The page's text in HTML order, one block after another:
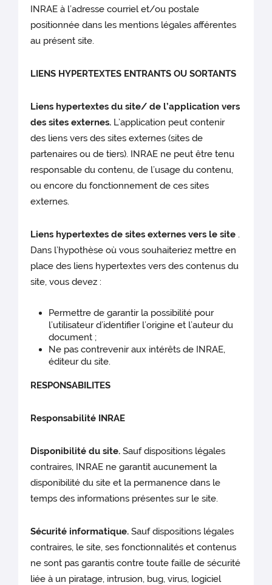
INRAE à l’adresse courriel et/ou postale
positionnée dans les mentions légales afférentes
au présent site.
LIENS HYPERTEXTES ENTRANTS OU SORTANTS
Liens hypertextes du site/ de l’application vers
des sites externes. L’application peut contenir
des liens vers des sites externes (sites de
partenaires ou de tiers). INRAE ne peut être tenu
responsable du contenu, de l’usage du contenu,
ou encore du fonctionnement de ces sites
externes.
Liens hypertextes de sites externes vers le site .
Dans l’hypothèse où vous souhaiteriez mettre en
place des liens hypertextes vers des contenus du
site, vous devez :
Permettre de garantir la possibilité pour
l’utilisateur d’identifier l’origine et l’auteur du
document ;
Ne pas contrevenir aux intérêts de INRAE,
éditeur du site.
RESPONSABILITES
Responsabilité INRAE
Disponibilité du site. Sauf dispositions légales
contraires, INRAE ne garantit aucunement la
disponibilité du site et la permanence dans le
temps des informations présentes sur le site.
Sécurité informatique. Sauf dispositions légales
contraires, le site, ses fonctionnalités et contenus
ne sont pas garantis contre toute faille de sécurité
liée à un piratage, intrusion, bug, virus, logiciel